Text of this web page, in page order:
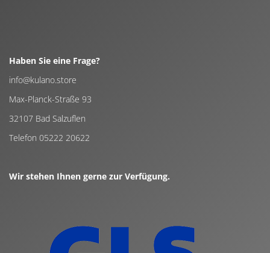
Haben Sie eine Frage?
info@kulano.store
Max-Planck-Straße 93
32107 Bad Salzuflen
Telefon 05222 20622
Wir stehen Ihnen gerne zur Verfügung.